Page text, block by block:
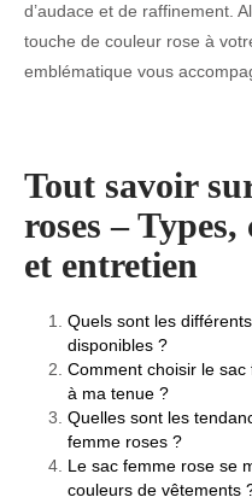
d’audace et de raffinement.
touche de couleur rose à
emblématique vous
Tout savoir
roses –
et entretien
Quels sont les
disponibles ?
Comment choisir le
à ma tenue ?
Quelles sont les
femme roses ?
Le sac femme rose se
couleurs de vêtements